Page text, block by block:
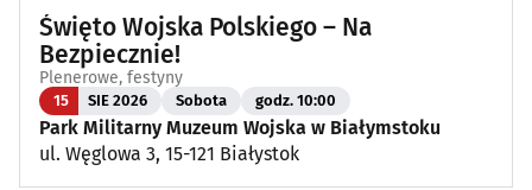
Święto Wojska Polskiego – Na
Bezpiecznie!
Plenerowe, festyny
15 SIE 2026 Sobota godz. 10:00
Park Militarny Muzeum Wojska w Białymstoku
ul. Węglowa 3, 15-121 Białystok